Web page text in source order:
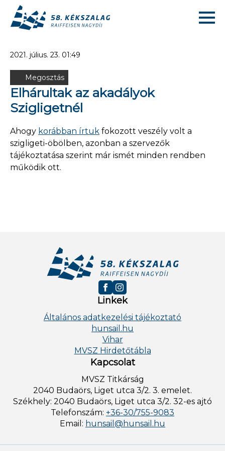
2021. július. 23. 01:49
Megosztás
Elhárultak az akadályok
Szigligetnél
Ahogy korábban írtuk fokozott veszély volt a
szigligeti-öbölben, azonban a szervezők
tájékoztatása szerint már ismét minden rendben
működik ott.
Linkek
Általános adatkezelési tájékoztató
hunsail.hu
Vihar
MVSZ Hirdetőtábla
Kapcsolat
MVSZ Titkárság
2040 Budaörs, Liget utca 3/2. 3. emelet.
Székhely: 2040 Budaörs, Liget utca 3/2. 32-es ajtó
Telefonszám: +36-30/755-9083
Email: hunsail@hunsail.hu